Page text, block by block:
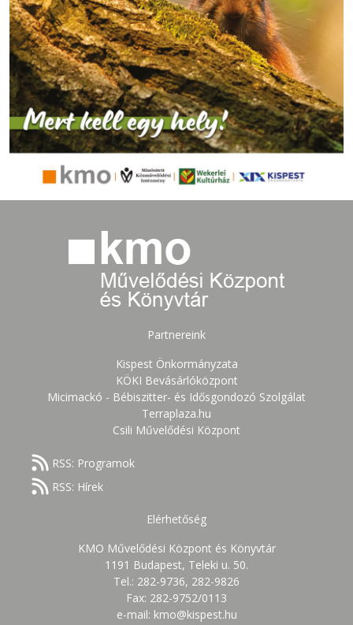
Partnereink
Kispest Önkormányzata
KÖKI Bevásárlóközpont
Micimackó - Bébiszitter- és Idősgondozó Szolgálat
Terraplaza.hu
Csili Művelődési Központ
RSS: Programok
RSS: Hírek
Elérhetőség
KMO Művelődési Központ és Könyvtár
1191 Budapest, Teleki u. 50.
Tel.: 282-9736, 282-9826
Fax: 282-9752/0113
e-mail: kmo@kispest.hu